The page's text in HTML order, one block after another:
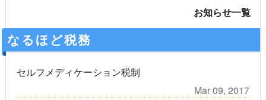
お知らせ一覧
なるほど税務
セルフメディケーション税制
Mar 09, 2017